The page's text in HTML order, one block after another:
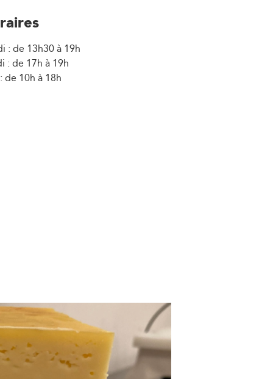
: de 13h30 à 19h
: de 17h à 19h
de 10h à 18h